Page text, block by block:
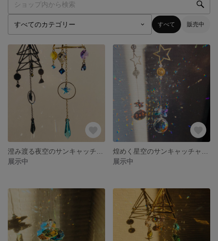
すべて 販売中
展示中
展示中